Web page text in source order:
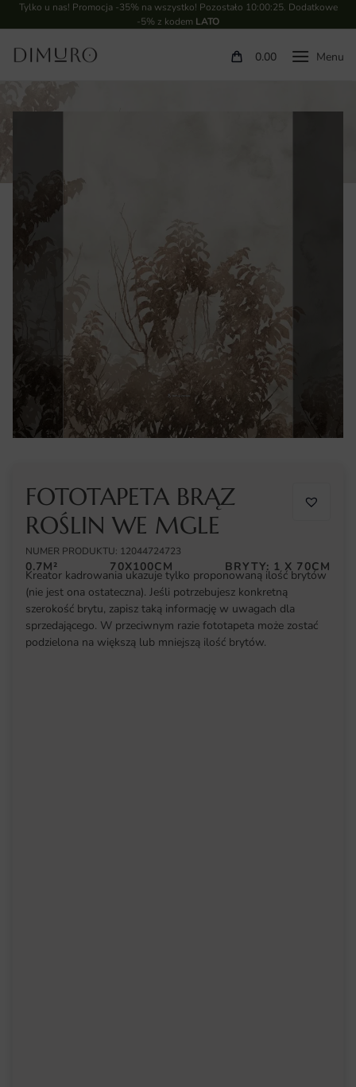
Tylko u nas! Promocja -35% na wszystko! Pozostało 10:00:24. Dodatkowe
-5% z kodem LATO
0.00
FOTOTAPETA BRĄZ
ROŚLIN WE MGLE
NUMER PRODUKTU: 12044724723
0.7M² 70X100CM BRYTY: 1 X 70CM
Kreator kadrowania ukazuje tylko proponowaną ilość brytów
(nie jest ona ostateczna). Jeśli potrzebujesz konkretną
szerokość brytu, zapisz taką informację w uwagach dla
sprzedającego. W przeciwnym razie fototapeta może zostać
podzielona na większą lub mniejszą ilość brytów.